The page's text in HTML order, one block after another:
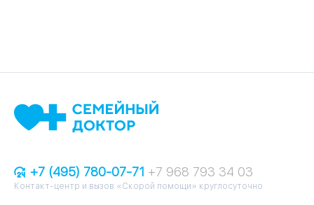
+7 (495) 780-07-71 +7 968 793 34 03
Контакт-центр и вызов «Скорой помощи» круглосуточно